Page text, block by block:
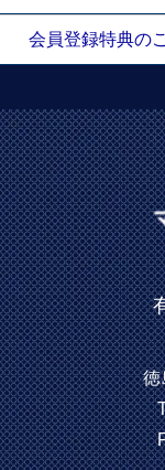
会員登録特典の
徳